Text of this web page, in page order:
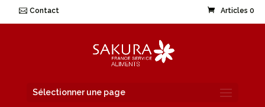
Contact Articles 0
Sélectionner une page